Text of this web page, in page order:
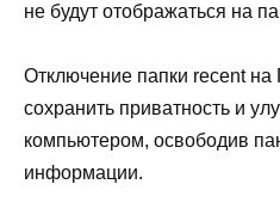
не будут отображаться на
Отключение папки recent
сохранить приватность и
компьютером, освободив
информации.